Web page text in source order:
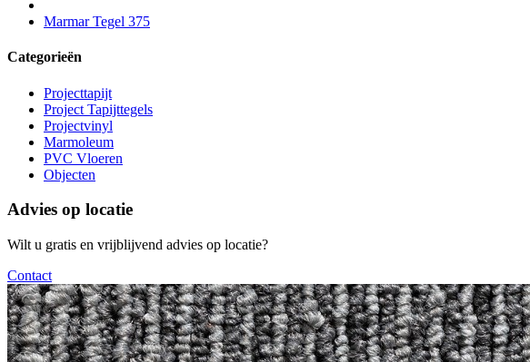
Marmar Tegel 375
Categorieën
Projecttapijt
Project Tapijttegels
Projectvinyl
Marmoleum
PVC Vloeren
Objecten
Advies op locatie
Wilt u gratis en vrijblijvend advies op locatie?
Contact